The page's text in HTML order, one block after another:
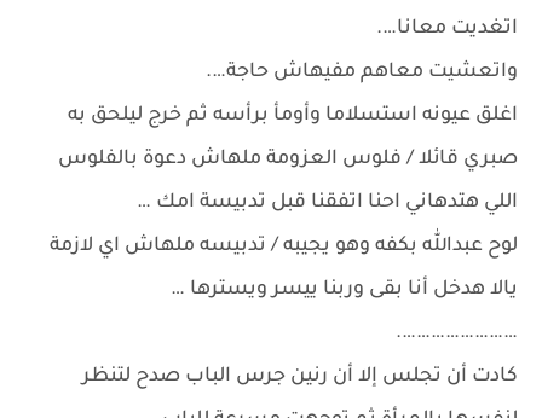
اتغديت معانا….
واتعشيت معاهم مفيهاش حاجة….
اغلق عيونه استسلاما وأومأ برأسه ثم خرج ليلحق به
صبري قائلا / فلوس العزومة ملهاش دعوة بالفلوس
اللي هتدهاني احنا اتفقنا قبل تدبيسة امك …
لوح عبدالله بكفه وهو يجيبه / تدبيسه ملهاش اي لازمة
يالا هدخل أنا بقى وربنا ييسر ويسترها …
…………………….
كادت أن تجلس إلا أن رنين جرس الباب صدح لتنظر